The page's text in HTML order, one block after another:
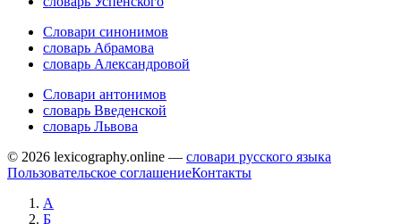
Словари синонимов
словарь Абрамова
словарь Александровой
Словари антонимов
словарь Введенской
словарь Львова
© 2026 lexicography.online — словари русского языка
Пользовательское соглашениеКонтакты
А
Б